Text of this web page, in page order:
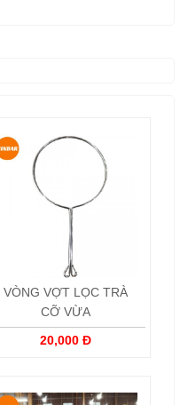
VÒNG VỢT LỌC TRÀ
CỠ VỪA
20,000 Đ